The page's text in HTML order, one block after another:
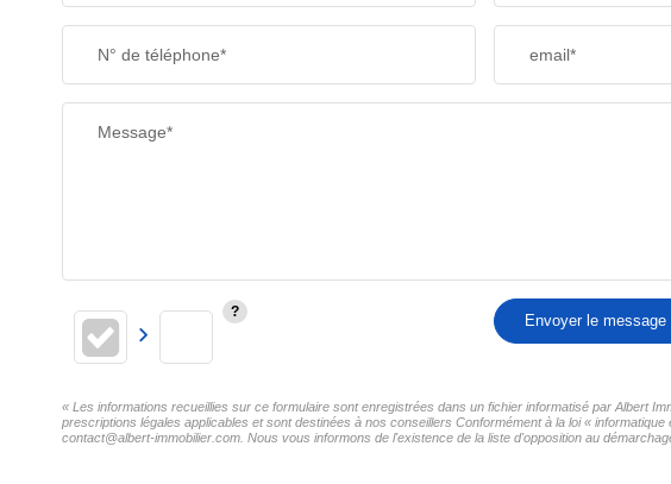
N° de téléphone* email*
Message*
Envoyer le message
« Les informations recueillies sur ce formulaire sont enregistrées dans un fichier informatisé par Albert
prescriptions légales applicables et sont destinées à nos conseillers Conformément à la loi «
contact@albert-immobilier.com. Nous vous informons de l'existence de la liste d'opposition au